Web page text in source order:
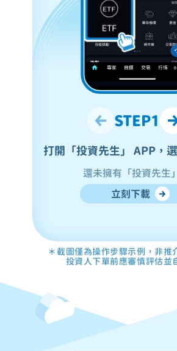
STEP1
打開「投資先生」 APP，選
還未擁有「投資先生
立刻下載
＊截圖僅為操作步驟示例，非推
投資人下單前應審慎評估並